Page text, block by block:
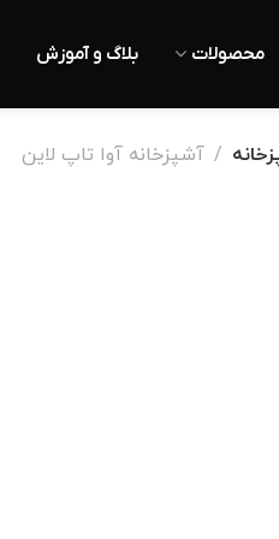
محصولات بلاگ و آموزش
آشپزخانه آوا تاپ لاین